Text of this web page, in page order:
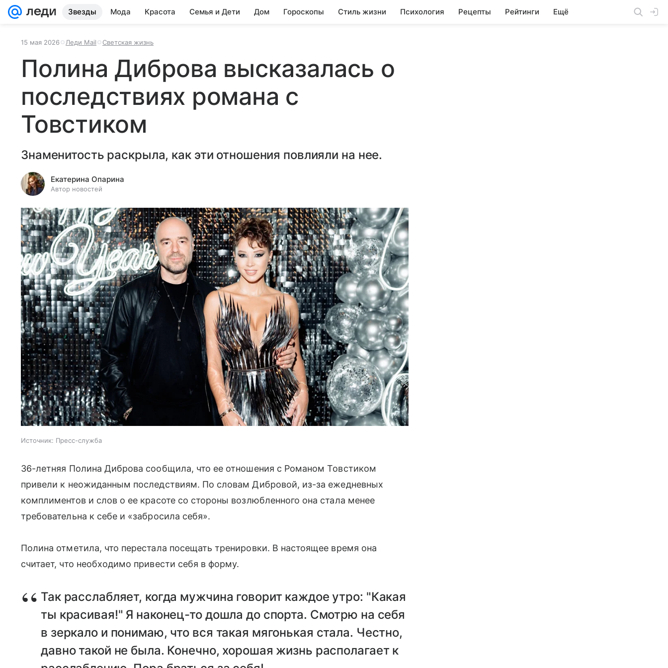
Звезды Мода Красота Семья и Дети Дом Гороскопы Стиль жизни Психология Рецепты Рейтинги Ещё
15 мая 2026 Леди Mail Светская жизнь
Полина Диброва высказалась о
последствиях романа с
Товстиком
Знаменитость раскрыла, как эти отношения повлияли на нее.
Екатерина Опарина
Автор новостей
Источник: Пресс-служба
36-летняя Полина Диброва сообщила, что ее отношения с Романом Товстиком
привели к неожиданным последствиям. По словам Дибровой, из-за ежедневных
комплиментов и слов о ее красоте со стороны возлюбленного она стала менее
требовательна к себе и «забросила себя».
Полина отметила, что перестала посещать тренировки. В настоящее время она
считает, что необходимо привести себя в форму.
Так расслабляет, когда мужчина говорит каждое утро: "Какая
ты красивая!" Я наконец-то дошла до спорта. Смотрю на себя
в зеркало и понимаю, что вся такая мягонькая стала. Честно,
давно такой не была. Конечно, хорошая жизнь располагает к